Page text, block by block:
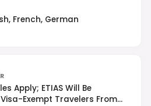
French, German
Apply; ETIAS Will Be
Exempt Travelers From